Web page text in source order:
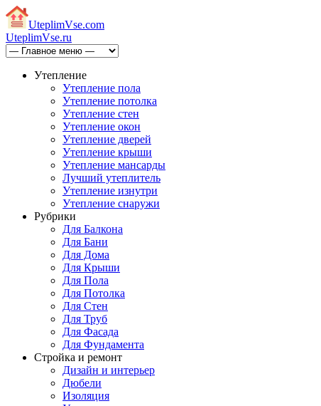
UteplimVse.com
UteplimVse.ru
Утепление
Утепление пола
Утепление потолка
Утепление стен
Утепление окон
Утепление дверей
Утепление крыши
Утепление мансарды
Лучший утеплитель
Утепление изнутри
Утепление снаружи
Рубрики
Для Балкона
Для Бани
Для Дома
Для Крыши
Для Пола
Для Потолка
Для Стен
Для Труб
Для Фасада
Для Фундамента
Стройка и ремонт
Дизайн и интерьер
Дюбели
Изоляция